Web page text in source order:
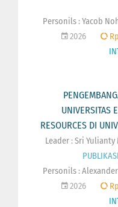
Personils :Yacob
2026
UNIVERSITAS
RESOURCES DI
Leader : Sri Yulianty
Personils :
2026